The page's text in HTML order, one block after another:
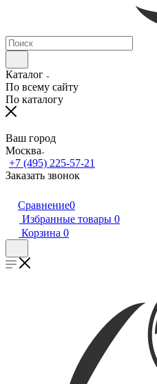
Каталог
По всему сайту
По каталогу
Ваш город
Москва
+7 (495) 225-57-21
Заказать звонок
Сравнение0
Избранные товары 0
Корзина 0